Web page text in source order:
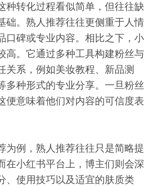
种转化过程看似简单，但往往缺
础。熟人推荐往往更侧重于人情
口碑或专业内容。相比之下，小
高。它通过多种工具构建粉丝与
关系，例如美妆教程、新品测
多种形式的专业分享。一旦粉丝
便意味着他们对内容的可信度表
为例，熟人推荐往往只是简略提
在小红书平台上，博主们则会深
、使用技巧以及适宜的肤质类